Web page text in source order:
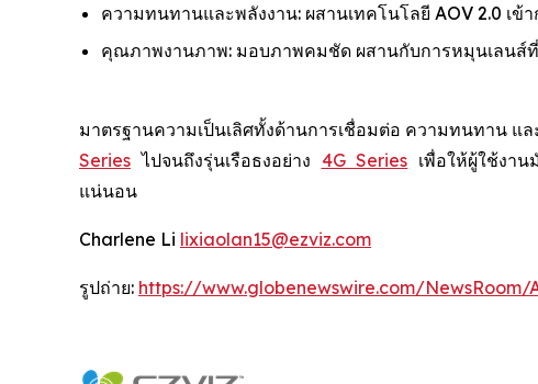
ความทนทานและพลังงาน: ผสานเทคโนโลยี AOV 2.0 เ
คุณภาพงานภาพ: มอบภาพคมชัด ผสานกับการหมุนเลนส์
มาตรฐานความเป็นเลิศทั้งด้านการเชื่อมต่อ ความทนทาน แ
Series ไปจนถึงรุ่นเรือธงอย่าง 4G Series เพื่อให้ผู้ใช้งา
แน่นอน
Charlene Li lixiaolan15@ezviz.com
รูปถ่าย: https://www.globenewswire.com/